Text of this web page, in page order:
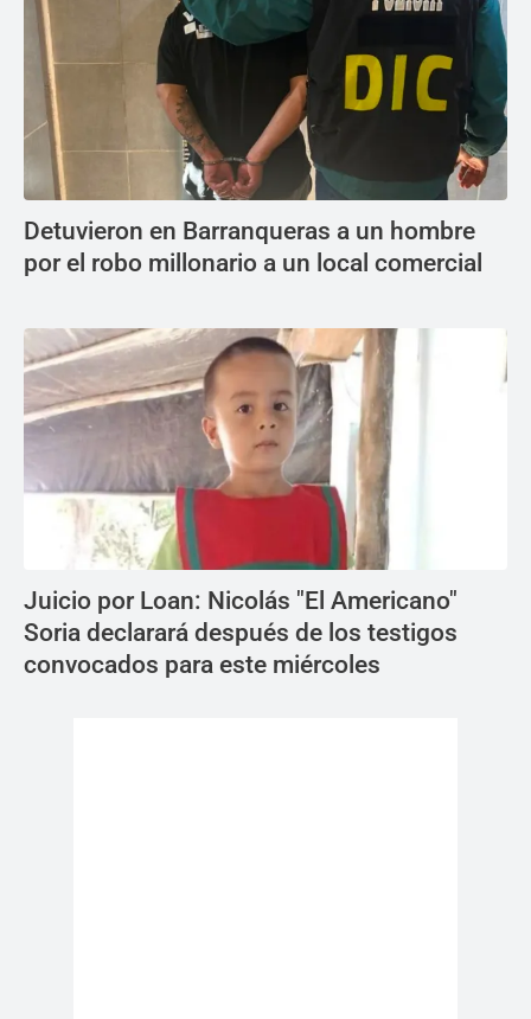
Detuvieron en Barranqueras a un hombre
por el robo millonario a un local comercial
Juicio por Loan: Nicolás "El Americano"
Soria declarará después de los testigos
convocados para este miércoles